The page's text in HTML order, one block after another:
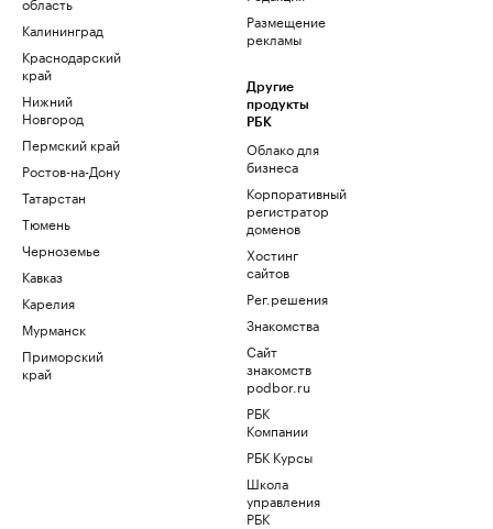
Калининград
Краснодарский
край
Нижний
Новгород
Пермский край
Ростов-на-Дону
Татарстан
Тюмень
Черноземье
Кавказ
Карелия
Мурманск
Приморский
край
Размещение
рекламы
Другие
продукты
РБК
Облако для
бизнеса
Корпоративный
регистратор
доменов
Хостинг
сайтов
Рег.решения
Знакомства
Сайт
знакомств
podbor.ru
РБК
Компании
РБК Курсы
Школа
управления
РБК